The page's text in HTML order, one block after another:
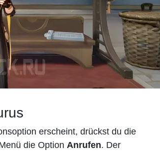
erscheint, drückst du die
die Option Anrufen. Der